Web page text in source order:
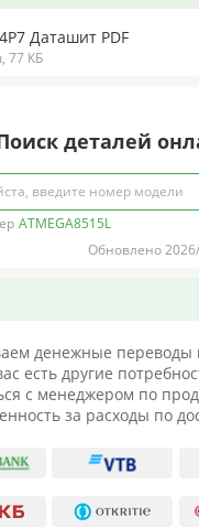
Даташит PDF
77 КБ
деталей
ATMEGA8515L
Обновлено
денежные переводы
есть другие
с менеджером по
за расходы по